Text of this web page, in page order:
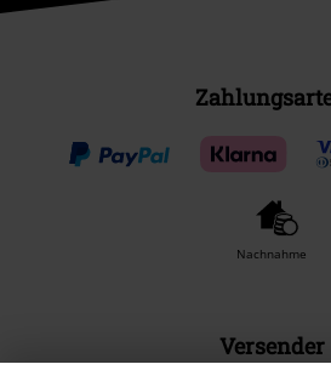
Nachnahme
Versender